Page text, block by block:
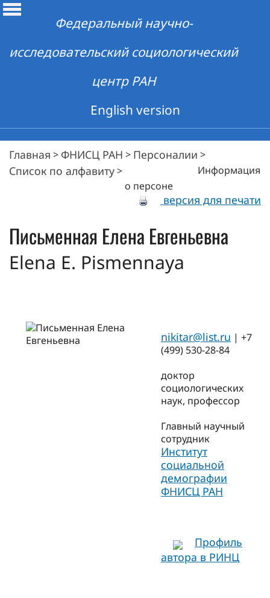
Федеральный научно-
исследовательский социологический
центр РАН
English version
Главная > ФНИСЦ РАН > Персоналии >
Список по алфавиту>
Информация
о персоне
версия для печати
Письменная Елена Евгеньевна
Elena E. Pismennaya
nikitar@list.ru | +7
(499) 530-28-84
доктор
социологических
наук, профессор
Главный научный
сотрудник
Институт
социальной
демографии
ФНИСЦ РАН
Профиль
автора в РИНЦ